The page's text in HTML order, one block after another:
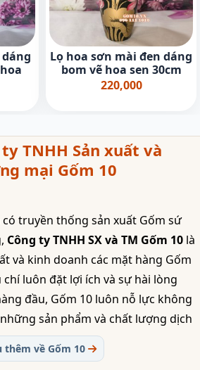
Lọ hoa sơn mài đen dáng
bom vẽ hoa sen 30cm
220,000
TNHH Sản xuất và
mại Gốm 10
truyền thống sản xuất Gốm sứ
Công ty TNHH SX và TM Gốm 10 là
và kinh doanh các mặt hàng Gốm
chí luôn đặt lợi ích và sự hài lòng
đầu, Gốm 10 luôn nỗ lực không
sản phẩm và chất lượng dịch
thêm về Gốm 10